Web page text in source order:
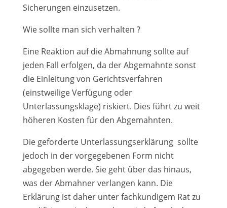
Sicherungen einzusetzen.
Wie sollte man sich verhalten ?
Eine Reaktion auf die Abmahnung sollte auf
jeden Fall erfolgen, da der Abgemahnte sonst
die Einleitung von Gerichtsverfahren
(einstweilige Verfügung oder
Unterlassungsklage) riskiert. Dies führt zu weit
höheren Kosten für den Abgemahnten.
Die geforderte Unterlassungserklärung sollte
jedoch in der vorgegebenen Form nicht
abgegeben werde. Sie geht über das hinaus,
was der Abmahner verlangen kann. Die
Erklärung ist daher unter fachkundigem Rat zu